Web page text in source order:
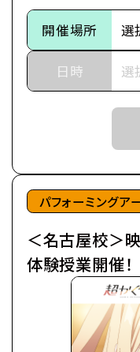
そのため、ご予約状
抽選等の対応をさ
※当日ご参加いた
予約確定のご連絡
それまでは予約完
予めご了承ください。
※中学生以上の方
都内の進学校に通
バイトと学業の両
いた。
日々の癒やしは、
ヨミ＞の管理人兼
チヨの配信を見る
自分の分身を作り
クヨミ＞で、彩葉は
ームで細々とお小遣
そんなある日の帰
ング電柱を見つける。
中から出てきたの
放っておけず連れ
大きくなり、彩葉
「あなた、もしやか
開催場所
日時
パフォーミングア
＜名古屋校＞映
体験授業開催！